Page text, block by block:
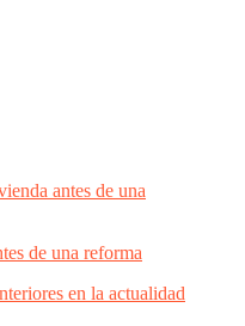
de una reforma